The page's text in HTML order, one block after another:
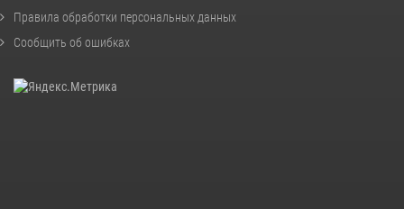
Правила обработки персональных данных
Сообщить об ошибках